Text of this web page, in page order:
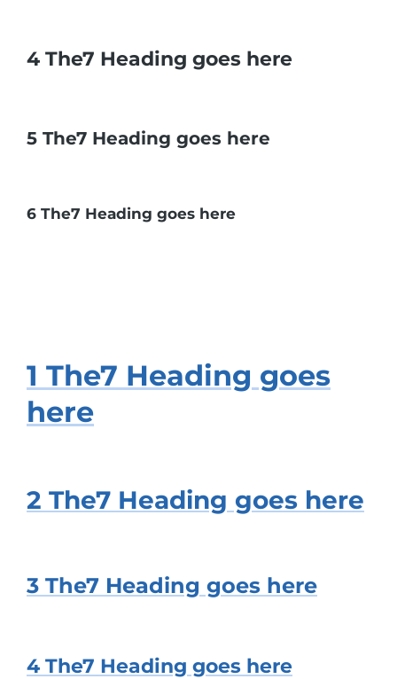
4 The7 Heading goes here
5 The7 Heading goes here
6 The7 Heading goes here
1 The7 Heading goes
here
2 The7 Heading goes here
3 The7 Heading goes here
4 The7 Heading goes here